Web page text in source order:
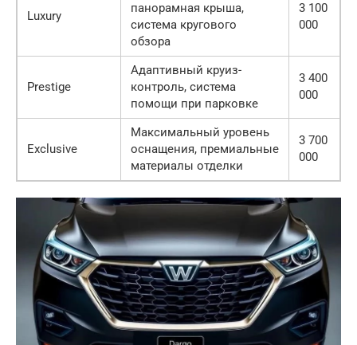
Luxury
панорамная крыша,
система кругового
обзора
3 100
000
Prestige
Адаптивный круиз-
контроль, система
помощи при парковке
3 400
000
Exclusive
Максимальный уровень
оснащения, премиальные
материалы отделки
3 700
000